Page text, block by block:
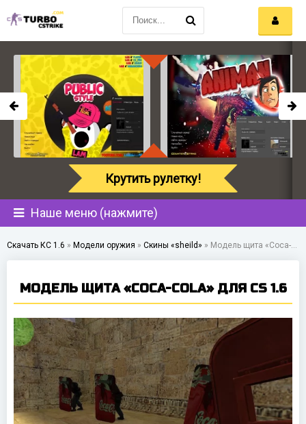
Наше меню (нажмите)
Скачать КС 1.6 » Модели оружия » Скины «sheild» » Модель щита «Coca-Cola» для CS 1.6
МОДЕЛЬ ЩИТА «COCA-COLA» ДЛЯ CS 1.6
Крутить рулетку!